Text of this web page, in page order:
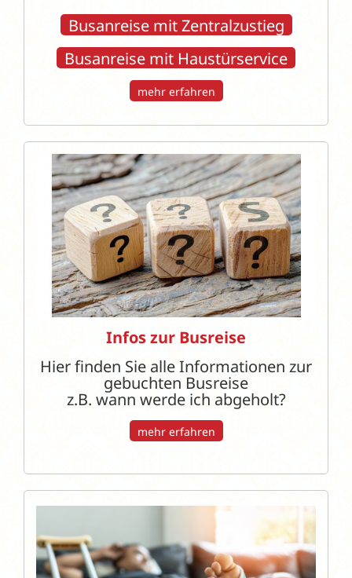
Busanreise mit Zentralzustieg
Busanreise mit Haustürservice
mehr erfahren
Infos zur Busreise
Hier finden Sie alle Informationen zur
gebuchten Busreise
z.B. wann werde ich abgeholt?
mehr erfahren